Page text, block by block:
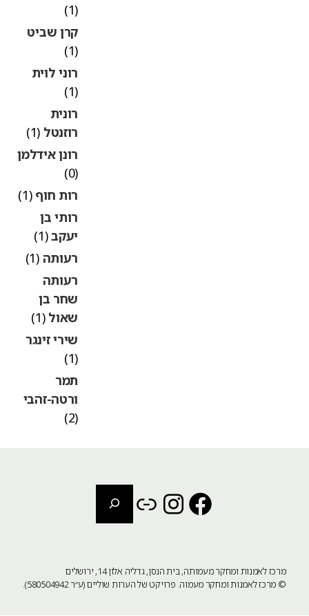
קרן שביט
רוני לוית
רונית
רוזנטל(1)
רונן אידלמן
רות חוף(1)
רותי בן
יעקב(1)
רעותה(1)
רעותה
שחר בן
שאול(1)
שירי זינגר
תמר
ורטה-זהבי
מרכז לאמנות ומחקר מעמותה, בית הנסן, גדליה אלון 14, ירושלים
מרכז לאמנות ומחקר מעמוה. פרויקט של הערות שוליים (ע״ר 580504942).
Facebook
Instagram
Link